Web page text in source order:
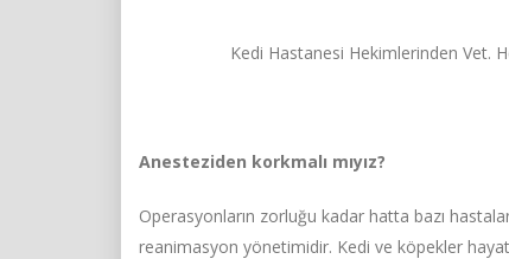
Kedi Hastanesi Hekimlerinden Vet.
Anesteziden korkmalı mıyız?
Operasyonların zorluğu kadar hatta bazı
reanimasyon yönetimidir. Kedi ve köpekler